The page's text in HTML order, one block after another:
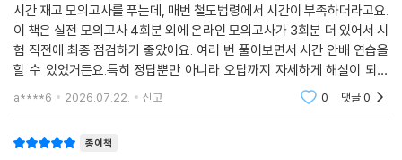
시간 재고 모의고사를 푸는데, 매번 철도법령에서 시간이 부족하더라고요.
이 책은 실전 모의고사 4회분 외에 온라인 모의고사가 3회분 더 있어서 시
험 직전에 최종 점검하기 좋았어요. 여러 번 풀어보면서 시간 안배 연습을
할 수 있었거든요.특히 정답뿐만 아니라 오답까지 자세하게 해설이 되어
있어서, 틀린 문제도 왜 틀렸는지 정확히 이해하고 넘어갈 수 있었어요. 해
a****6 2026.07.22. 신고 0 댓글0
종이책